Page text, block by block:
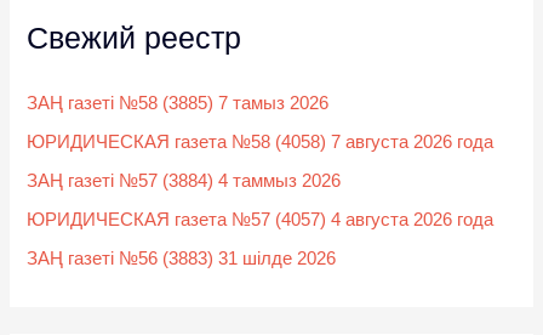
Свежий реестр
ЗАҢ газеті №58 (3885) 7 тамыз 2026
ЮРИДИЧЕСКАЯ газета №58 (4058) 7 августа 2026 года
ЗАҢ газеті №57 (3884) 4 таммыз 2026
ЮРИДИЧЕСКАЯ газета №57 (4057) 4 августа 2026 года
ЗАҢ газеті №56 (3883) 31 шілде 2026